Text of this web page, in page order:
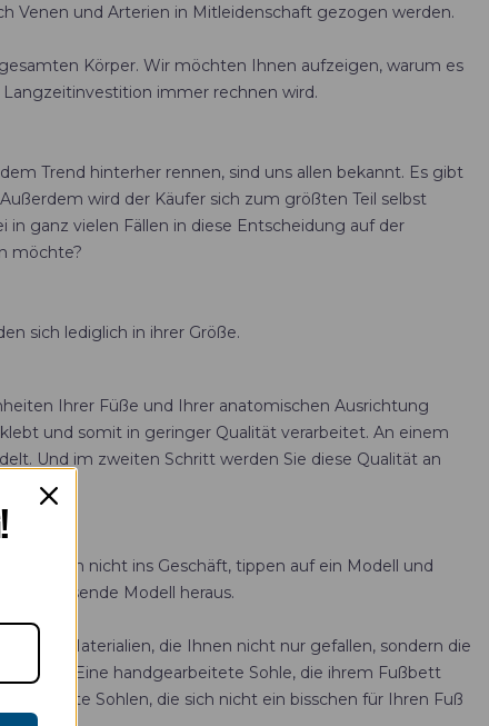
Venen und Arterien in Mitleidenschaft gezogen werden.
Körper. Wir möchten Ihnen aufzeigen, warum es
immer rechnen wird.
Trend hinterher rennen, sind uns allen bekannt. Es gibt
wird der Käufer sich zum größten Teil selbst
ganz vielen Fällen in diese Entscheidung auf der
möchte?
sich lediglich in ihrer Größe.
Ihrer Füße und Ihrer anatomischen Ausrichtung
und somit in geringer Qualität verarbeitet. An einem
Und im zweiten Schritt werden Sie diese Qualität an
gehen nicht ins Geschäft, tippen auf ein Modell und
das passende Modell heraus.
aus. Materialien, die Ihnen nicht nur gefallen, sondern die
Leder. Eine handgearbeitete Sohle, die ihrem Fußbett
Sohlen, die sich nicht ein bisschen für Ihren Fuß